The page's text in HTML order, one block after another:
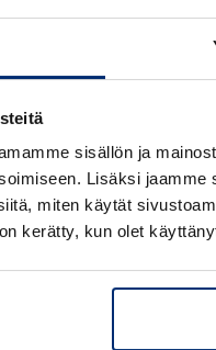
sisällön ja
Lisäksi
miten käytät
kerätty, kun olet